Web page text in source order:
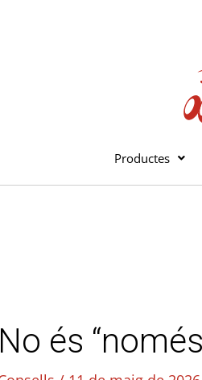
Productes
No és